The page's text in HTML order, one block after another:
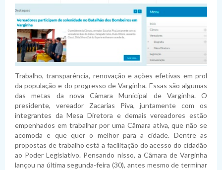
Trabalho, transparência, renovação e ações efetivas em prol
da população e do progresso de Varginha. Essas são algumas
das metas da nova Câmara Municipal de Varginha. O
presidente, vereador Zacarias Piva, juntamente com os
integrantes da Mesa Diretora e demais vereadores estão
empenhados em trabalhar por uma Câmara ativa, que não se
acomoda e que quer o melhor para a cidade. Dentre as
propostas de trabalho está a facilitação do acesso do cidadão
ao Poder Legislativo. Pensando nisso, a Câmara de Varginha
lançou na última segunda-feira (30), antes mesmo de terminar